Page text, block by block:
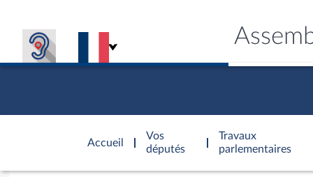
Accueil
d'accueil
Vos
députés
Travaux
parlementaires